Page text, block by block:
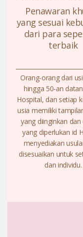
Penawaran
yang sesuai
dari para
terbaik
Orang-orang dari
hingga 50-an
Hospital, dan setiap
usia memiliki
yang diinginkan
yang diperlukan id
menyediakan
disesuaikan untuk
dan individu.